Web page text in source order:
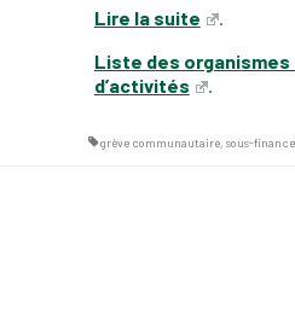
Lire la suite
.
Liste des
d’activités
.
grève communautaire, sous-